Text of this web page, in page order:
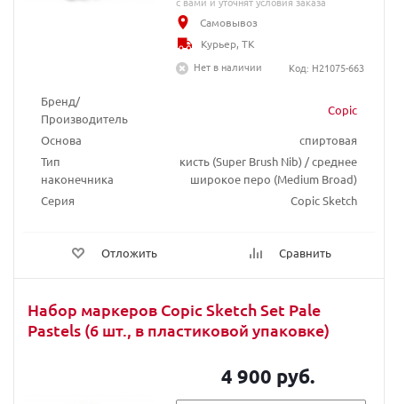
Бренд/
Производитель
Copic
Основа
спиртовая
Тип
наконечника
кисть (Super Brush Nib) / среднее
широкое перо (Medium Broad)
Серия
Copic Sketch
Отложить Сравнить
Самовывоз
Курьер, ТК
Нет в наличии
Код: H21075-663
Набор маркеров Copic Sketch Set Pale
Pastels (6 шт., в пластиковой упаковке)
4 900 руб.